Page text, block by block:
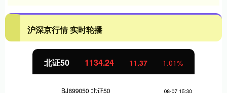
沪深京行情 实时轮播
北证50 1134.24 11.37 1.01%